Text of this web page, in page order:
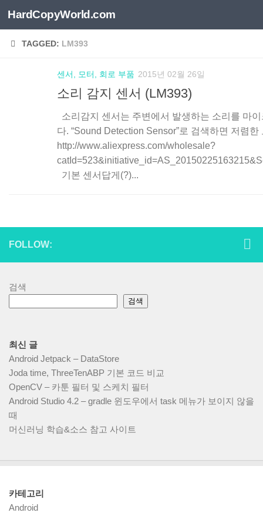
Skip to content
HardCopyWorld.com
TAGGED: LM393
센서, 모터, 회로 부품 2015년 02월 26일
소리 감지 센서 (LM393)
소리감지 센서는 주변에서 발생하는 소리를 마
다. “Sound Detection Sensor”로 검색하면 저렴
http://www.aliexpress.com/wholesale?
기본 센서답게(?)...
FOLLOW:
검색
검색
최신 글
Android Jetpack – DataStore
Joda time, ThreeTenABP 기본 코드 비교
OpenCV – 카툰 필터 및 스케치 필터
Android Studio 4.2 – gradle 윈도우에서 task 메뉴가 보이지 않을
때
머신러닝 학습&소스 참고 사이트
카테고리
Android